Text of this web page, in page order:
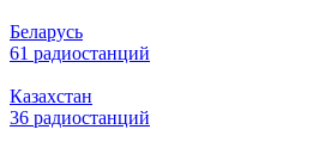
Беларусь
61 радиостанций
Казахстан
36 радиостанций